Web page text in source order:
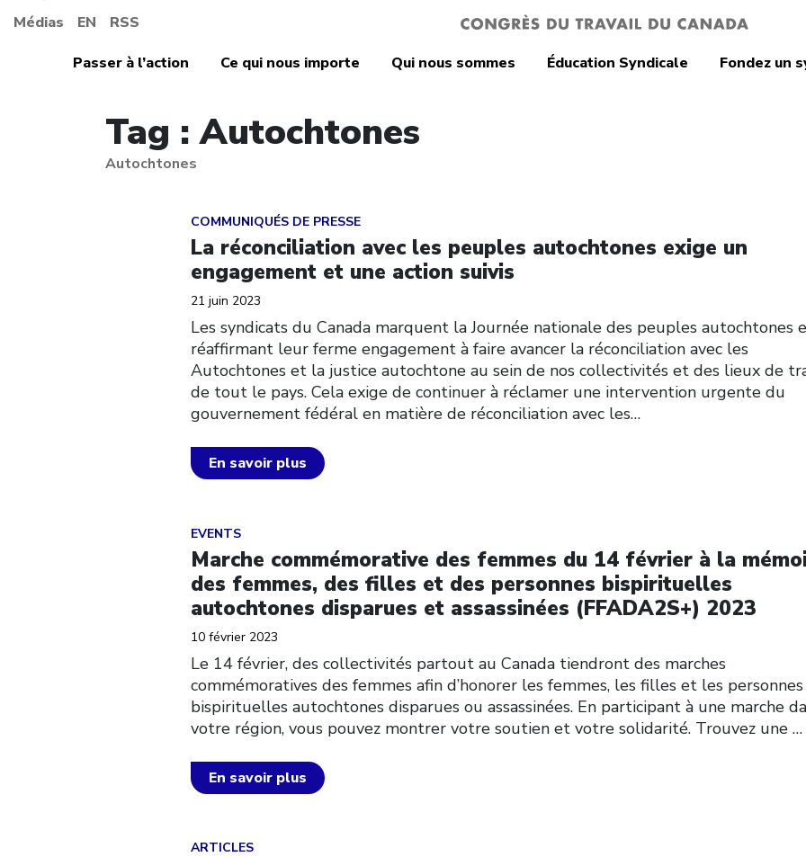
Médias EN RSS
Passer à l’action
Ce qui nous importe Qui nous sommes Éducation Syndicale Fondez un
Tag : Autochtones
Autochtones
COMMUNIQUÉS DE PRESSE
La réconciliation avec les peuples autochtones exige un
engagement et une action suivis
21 juin 2023
Les syndicats du Canada marquent la Journée nationale des peuples autochtones
réaffirmant leur ferme engagement à faire avancer la réconciliation avec les
Autochtones et la justice autochtone au sein de nos collectivités et des lieux de
de tout le pays. Cela exige de continuer à réclamer une intervention urgente du
gouvernement fédéral en matière de réconciliation avec les…
En savoir plus
Click to open the link
EVENTS
Marche commémorative des femmes du 14 février à la
des femmes, des filles et des personnes bispirituelles
autochtones disparues et assassinées (FFADA2S+) 2023
10 février 2023
Le 14 février, des collectivités partout au Canada tiendront des marches
commémoratives des femmes afin d’honorer les femmes, les filles et les personnes
bispirituelles autochtones disparues ou assassinées. En participant à une marche
votre région, vous pouvez montrer votre soutien et votre solidarité. Trouvez une …
En savoir plus
ARTICLES
Click to open the link